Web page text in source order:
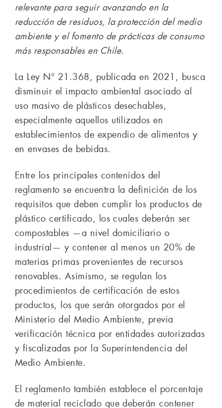
relevante para seguir avanzando en la
reducción de residuos, la protección del medio
ambiente y el fomento de prácticas de consumo
más responsables en Chile.
La Ley N° 21.368, publicada en 2021, busca
disminuir el impacto ambiental asociado al
uso masivo de plásticos desechables,
especialmente aquellos utilizados en
establecimientos de expendio de alimentos y
en envases de bebidas.
Entre los principales contenidos del
reglamento se encuentra la definición de los
requisitos que deben cumplir los productos de
plástico certificado, los cuales deberán ser
compostables —a nivel domiciliario o
industrial— y contener al menos un 20% de
materias primas provenientes de recursos
renovables. Asimismo, se regulan los
procedimientos de certificación de estos
productos, los que serán otorgados por el
Ministerio del Medio Ambiente, previa
verificación técnica por entidades autorizadas
y fiscalizadas por la Superintendencia del
Medio Ambiente.
El reglamento también establece el porcentaje
de material reciclado que deberán contener